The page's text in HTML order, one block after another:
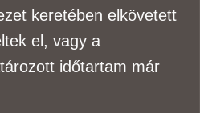
keretében elkövetett
el, vagy a
időtartam már